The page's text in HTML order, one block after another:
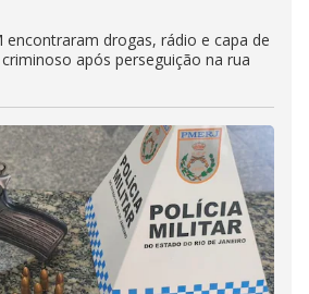
encontraram drogas, rádio e capa de
após perseguição na rua